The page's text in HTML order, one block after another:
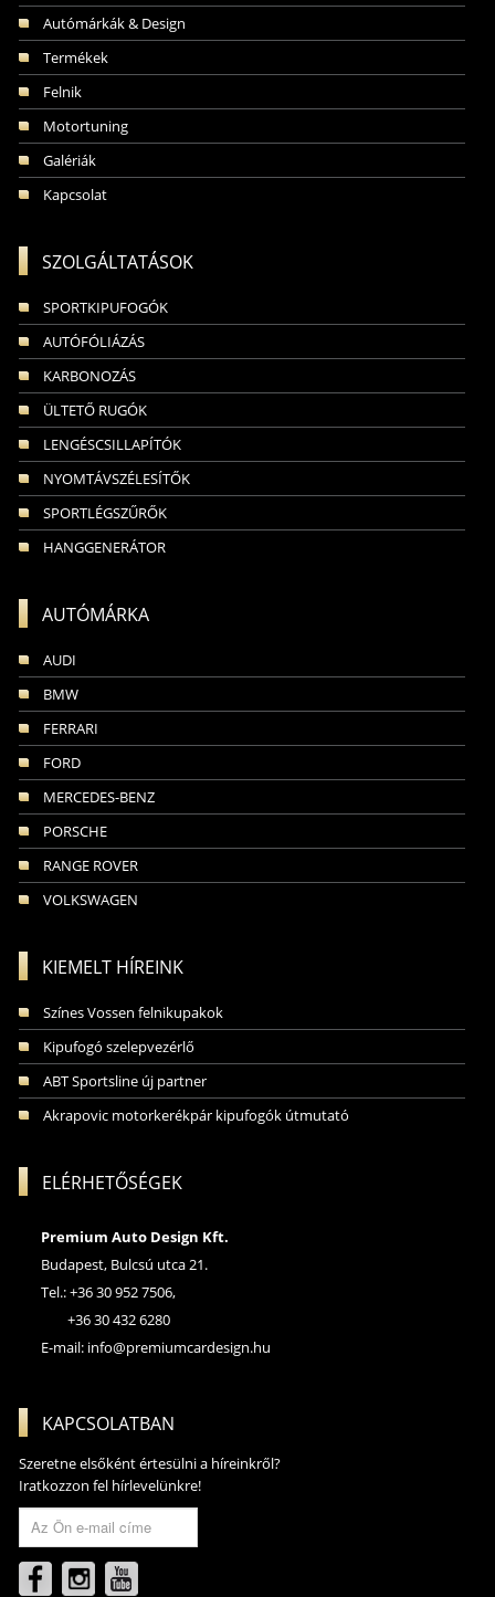
Autómárkák & Design
Termékek
Felnik
Motortuning
Galériák
Kapcsolat
SZOLGÁLTATÁSOK
SPORTKIPUFOGÓK
AUTÓFÓLIÁZÁS
KARBONOZÁS
ÜLTETŐ RUGÓK
LENGÉSCSILLAPÍTÓK
NYOMTÁVSZÉLESÍTŐK
SPORTLÉGSZŰRŐK
HANGGENERÁTOR
AUTÓMÁRKA
AUDI
BMW
FERRARI
FORD
MERCEDES-BENZ
PORSCHE
RANGE ROVER
VOLKSWAGEN
KIEMELT HÍREINK
Színes Vossen felnikupakok
Kipufogó szelepvezérlő
ABT Sportsline új partner
Akrapovic motorkerékpár kipufogók útmutató
ELÉRHETŐSÉGEK
Premium Auto Design Kft.
Budapest, Bulcsú utca 21.
Tel.: +36 30 952 7506,
+36 30 432 6280
E-mail: info@premiumcardesign.hu
KAPCSOLATBAN
Szeretne elsőként értesülni a híreinkről?
Iratkozzon fel hírlevelünkre!